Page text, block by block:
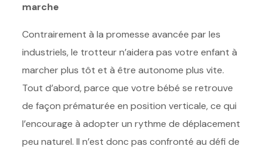
marche
Contrairement à la promesse avancée par les
industriels, le trotteur n’aidera pas votre enfant à
marcher plus tôt et à être autonome plus vite.
Tout d’abord, parce que votre bébé se retrouve
de façon prématurée en position verticale, ce qui
l’encourage à adopter un rythme de déplacement
peu naturel. Il n’est donc pas confronté au défi de